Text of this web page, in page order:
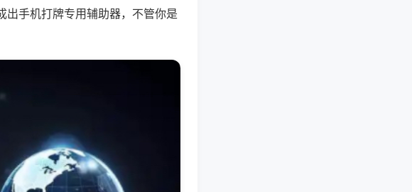
出手机打牌专用辅助器，不管你是